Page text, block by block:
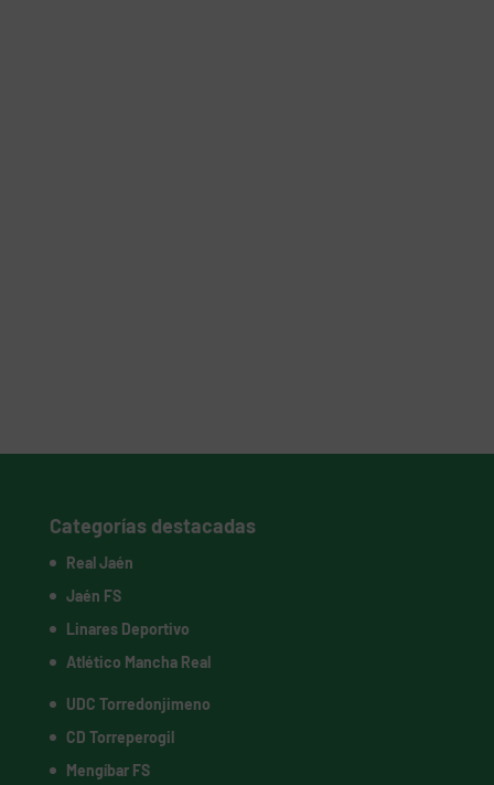
Categorías destacadas
Real Jaén
Jaén FS
Linares Deportivo
Atlético Mancha Real
UDC Torredonjimeno
CD Torreperogil
Mengíbar FS